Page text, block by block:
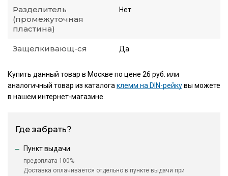
Разделитель
(промежуточная
пластина)
Нет
Защелкивающ-ся Да
Купить данный товар в Москве по цене 26 руб. или
аналогичный товар из каталогаклемм на DIN-рейкувы можете
в нашем интернет-магазине.
Где забрать?
Пункт выдачи
предоплата 100%
Доставка оплачивается отдельно в пункте выдачи при